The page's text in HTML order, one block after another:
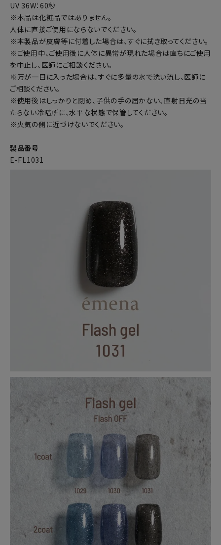
UV 36W：60秒
※本品は化粧品ではありません。
人体に直接ご使用にならないでください。
※本製品が皮膚等に付着した場合は、すぐに拭き取ってください。
※ご使用中、ご使用後に人体に異常が現れた場合は直ちにご使用
を中止し、医師にご相談ください。
※万が一目に入った場合は、すぐに多量の水で洗い流し、医師に
ご相談ください。
※使用後はしっかりと閉め、子供の手の届かない、直射日光の当
たらない冷暗所に、水平な状態で保管してください。
※火気の側に近づけないでください。
製品番号
E-FL1031